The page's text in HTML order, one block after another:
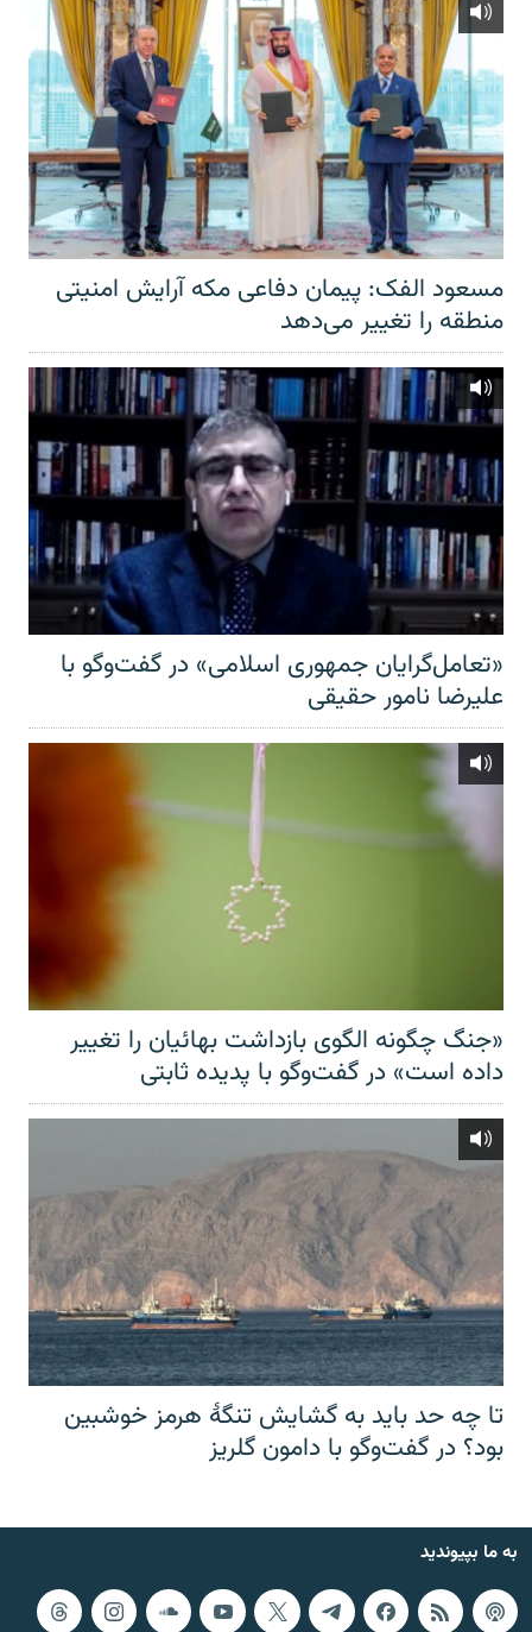
مسعود الفک: پیمان دفاعی مکه آرایش امنیتی
منطقه را تغییر می‌دهد
«تعامل‌گرایان جمهوری اسلامی» در گفت‌وگو با
علیرضا نامور حقیقی
«جنگ چگونه الگوی بازداشت بهائیان را تغییر
داده است» در گفت‌وگو با پدیده ثابتی
تا چه حد باید به گشایش تنگهٔ هرمز خوشبین
بود؟ در گفت‌وگو با دامون گلریز
به ما بپیوندید